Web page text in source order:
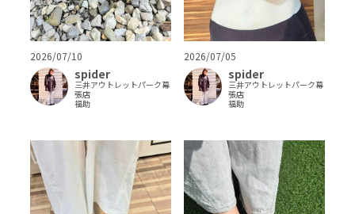
2026/07/10
spider
三井アウトレットパーク幕
張店
福助
2026/07/05
spider
三井アウトレットパーク幕
張店
福助